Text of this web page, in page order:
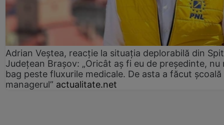
Adrian Veștea, reacție la situația deplorabilă din
Județean Brașov: „Oricât aș fi eu de președinte, nu
bag peste fluxurile medicale. De asta a făcut școală
managerul” actualitate.net